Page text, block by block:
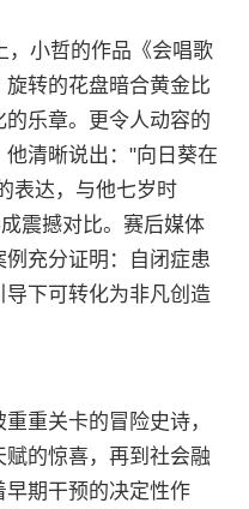
，小哲的作品《会唱歌
转的花盘暗合黄金比
乐章。更令人动容的
清晰说出："向日葵在
表达，与他七岁时
震撼对比。赛后媒体
充分证明：自闭症患
下可转化为非凡创造
重关卡的冒险史诗，
的惊喜，再到社会融
期干预的决定性作